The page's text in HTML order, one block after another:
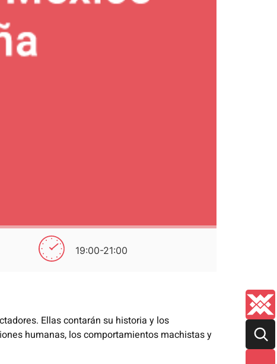
19:00-21:00
Ellas contarán su historia y los
humanas, los comportamientos machistas y